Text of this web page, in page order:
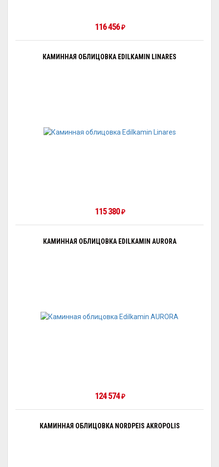
116 456 ₽
КАМИННАЯ ОБЛИЦОВКА EDILKAMIN LINARES
115 380 ₽
КАМИННАЯ ОБЛИЦОВКА EDILKAMIN AURORA
124 574 ₽
КАМИННАЯ ОБЛИЦОВКА NORDPEIS AKROPOLIS